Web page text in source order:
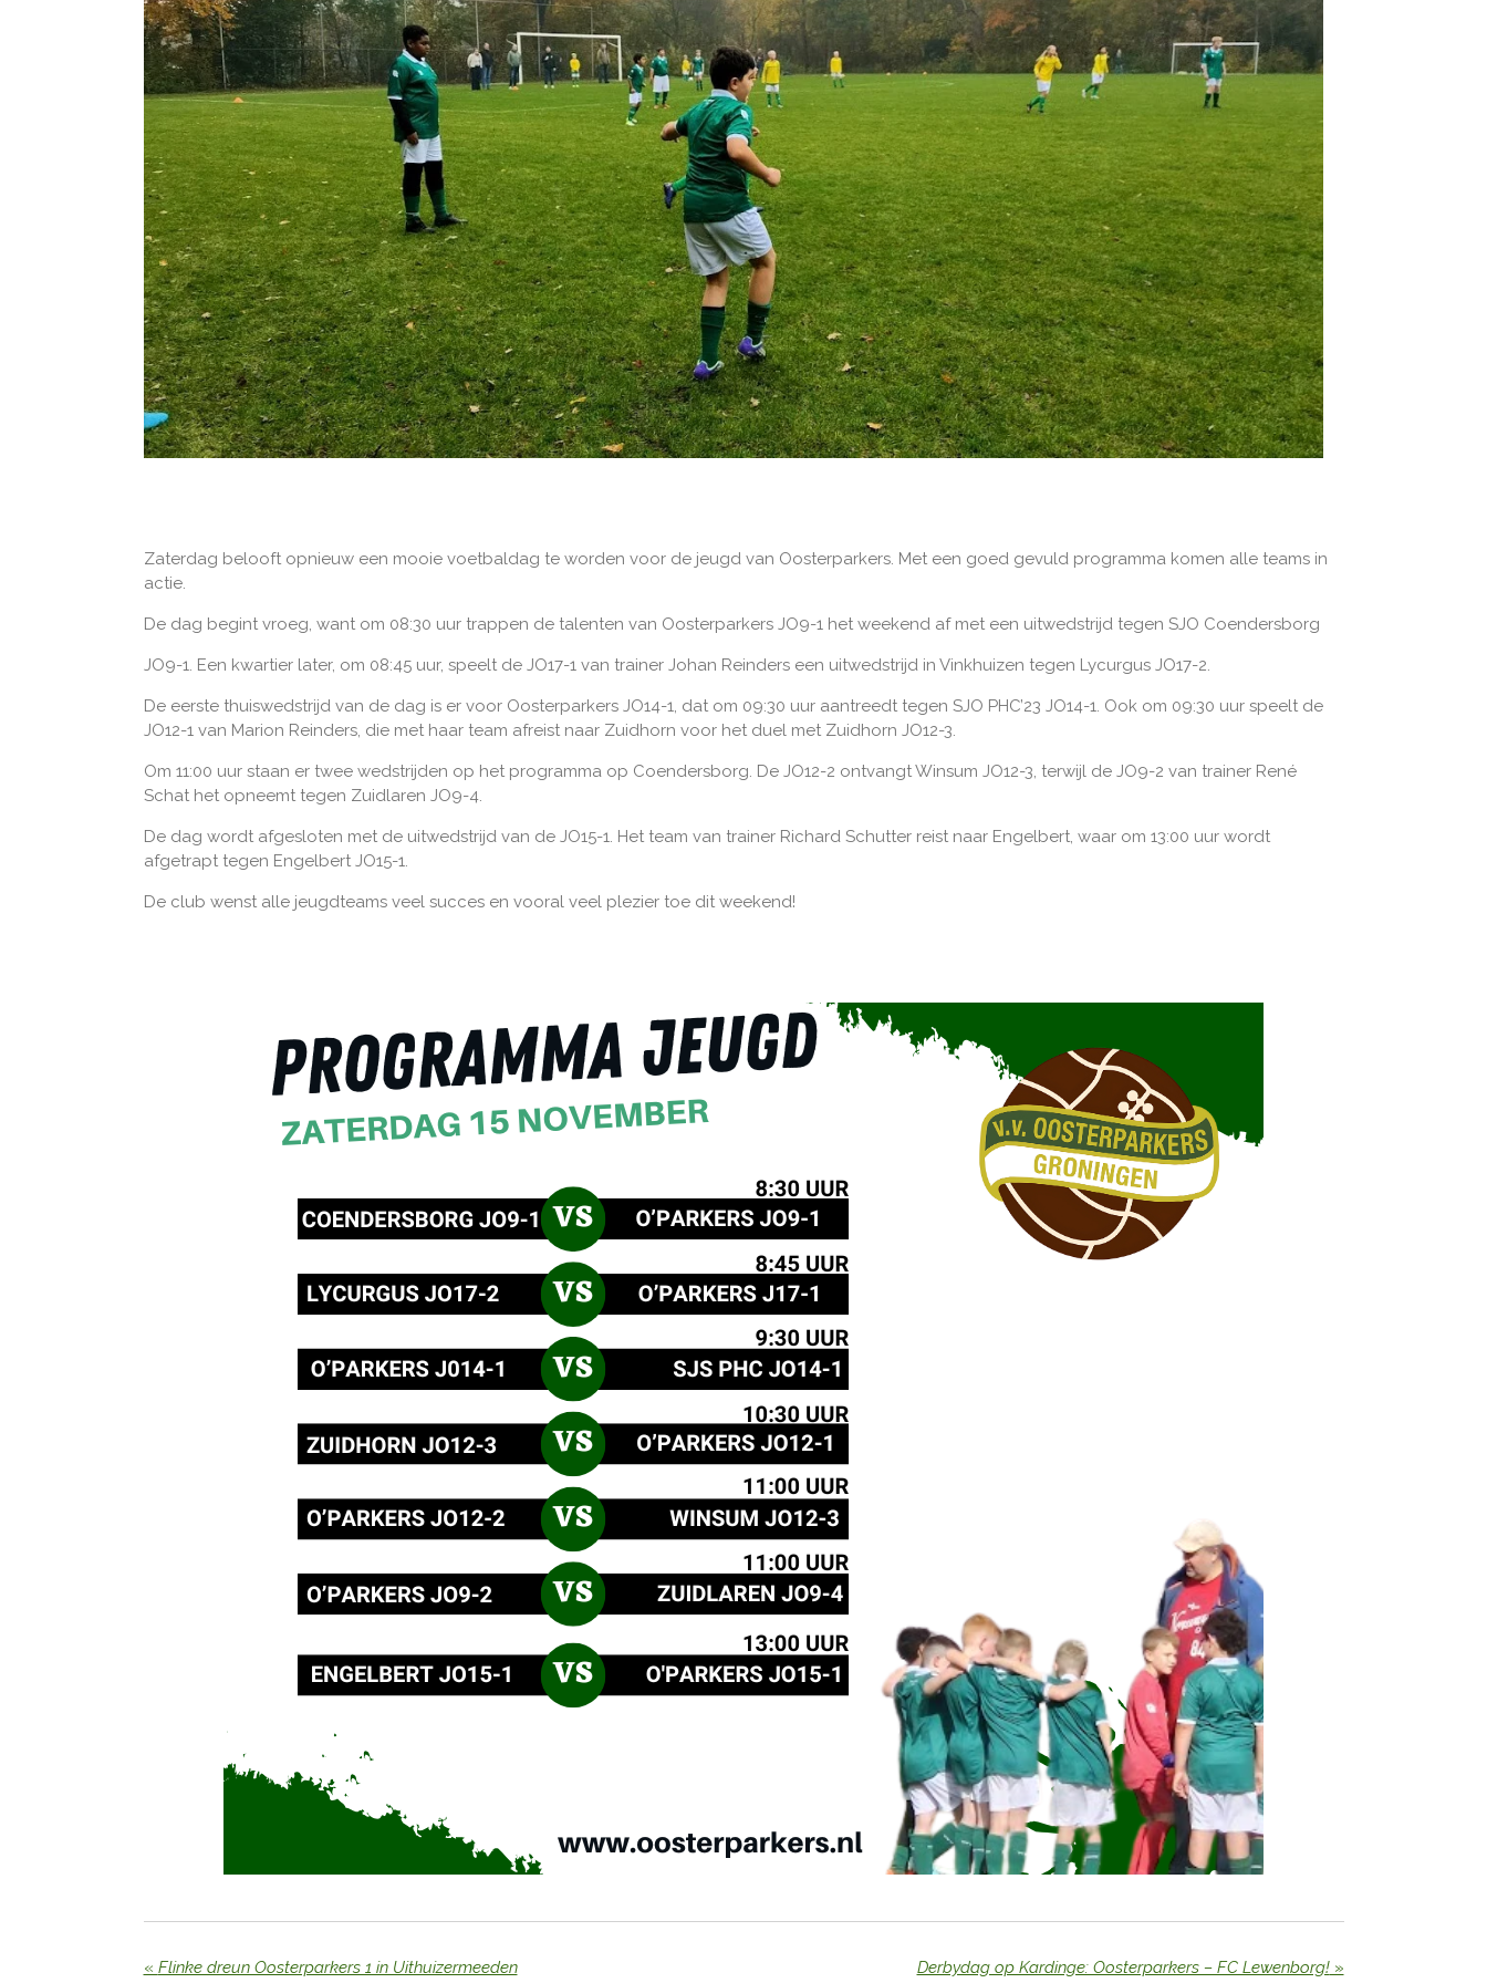
Zaterdag belooft opnieuw een mooie voetbaldag te worden voor de jeugd van Oosterparkers. Met een goed gevuld programma komen alle teams in
actie.
De dag begint vroeg, want om 08:30 uur trappen de talenten van Oosterparkers JO9-1 het weekend af met een uitwedstrijd tegen SJO Coendersborg
JO9-1. Een kwartier later, om 08:45 uur, speelt de JO17-1 van trainer Johan Reinders een uitwedstrijd in Vinkhuizen tegen Lycurgus JO17-2.
De eerste thuiswedstrijd van de dag is er voor Oosterparkers JO14-1, dat om 09:30 uur aantreedt tegen SJO PHC’23 JO14-1. Ook om 09:30 uur speelt de
JO12-1 van Marion Reinders, die met haar team afreist naar Zuidhorn voor het duel met Zuidhorn JO12-3.
Om 11:00 uur staan er twee wedstrijden op het programma op Coendersborg. De JO12-2 ontvangt Winsum JO12-3, terwijl de JO9-2 van trainer René
Schat het opneemt tegen Zuidlaren JO9-4.
De dag wordt afgesloten met de uitwedstrijd van de JO15-1. Het team van trainer Richard Schutter reist naar Engelbert, waar om 13:00 uur wordt
afgetrapt tegen Engelbert JO15-1.
De club wenst alle jeugdteams veel succes en vooral veel plezier toe dit weekend!
« Flinke dreun Oosterparkers 1 in Uithuizermeeden Derbydag op Kardinge: Oosterparkers – FC Lewenborg!»